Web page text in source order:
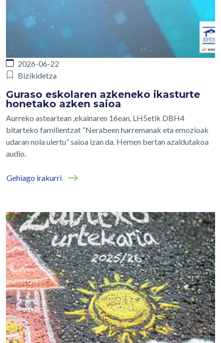
2026-06-22
Bizikidetza
Guraso eskolaren azkeneko ikasturte
honetako azken saioa
Aurreko asteartean ,ekainaren 16ean, LH5etik DBH4
bitarteko familientzat “Nerabeen harremanak eta emozioak
udaran nola ulertu” saioa izan da. Hemen bertan azaldutakoa
audio.
Gehiago irakurri